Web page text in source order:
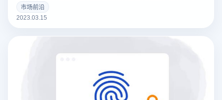
体、操作系统版本等信息来创建一个唯一的浏览器指纹，这可
以用于追踪用户的在线行为。
市场前沿
2023.03.15